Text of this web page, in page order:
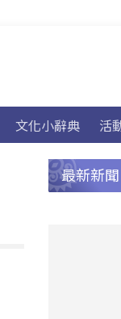
文化小辭典 活
最新新聞